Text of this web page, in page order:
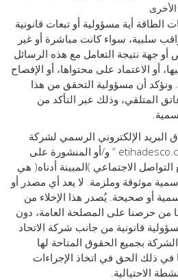
الطاقة أية مسؤولية أو تبعات قانونية
سلبية، سواء كانت مباشرة أو غير
جهة نتيجة التعامل مع هذه الرسائل
أو الاعتماد على محتواها، أو الإفصاح
ونؤكد أن مسؤولية التحقق من هذا
المتلقي، وذلك عبر التأكد من
البريد الإلكتروني الرسمي لشركة
الاتحاد لخدمات الطاقة ” etihadesco.com ” و/أو المنشورة على
الاجتماعي )المبينة أدناه( هي
موثوقة وملزمة. لا يعد أي مصدر أو
أو صحيحة. يُصدر هذا الإخلاء من
من حرصنا على المصلحة العامة، دون
قانونية من جانب شركة الاتحاد
بجميع الحقوق المتاحة لها
في ذلك الحق في اتخاذ الإجراءات
الاحتيالية.